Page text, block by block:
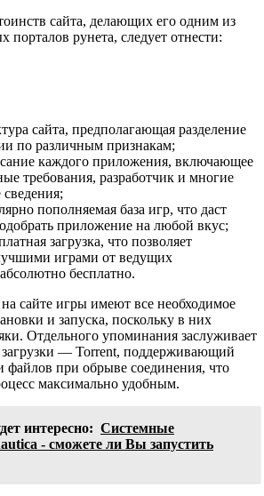
сайта, делающих его одним из
рунета, следует отнести:
сайта, предполагающая разделение
по различным признакам;
каждого приложения, включающее
требования, разработчик и многие
пополняемая база игр, что даст
приложение на любой вкус;
загрузка, что позволяет
играми от ведущих
бесплатно.
сайте игры имеют все необходимое
и запуска, поскольку в них
Отдельного упоминания заслуживает
— Torrent, поддерживающий
файлов при обрыве соединения, что
максимально удобным.
интересно: Системные
- сможете ли Вы запустить